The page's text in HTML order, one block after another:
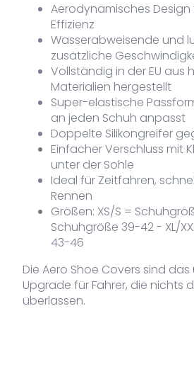
Aerodynamisches
Effizienz
Wasserabweisende und
zusätzliche
Vollständig in der EU aus
Materialien hergestellt
Super-elastische
an jeden Schuh anpasst
Doppelte Silikongreifer
Einfacher Verschluss mit
unter der Sohle
Ideal für Zeitfahren,
Rennen
Größen: XS/S =
Schuhgröße 39-42 - XL/
43-46
Die Aero Shoe Covers sind
Upgrade für Fahrer, die nichts
überlassen.